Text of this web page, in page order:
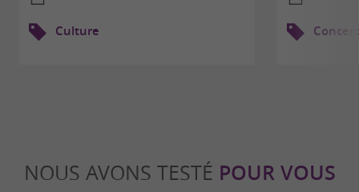
Culture
NOUS AVONS TESTÉ POUR VOUS